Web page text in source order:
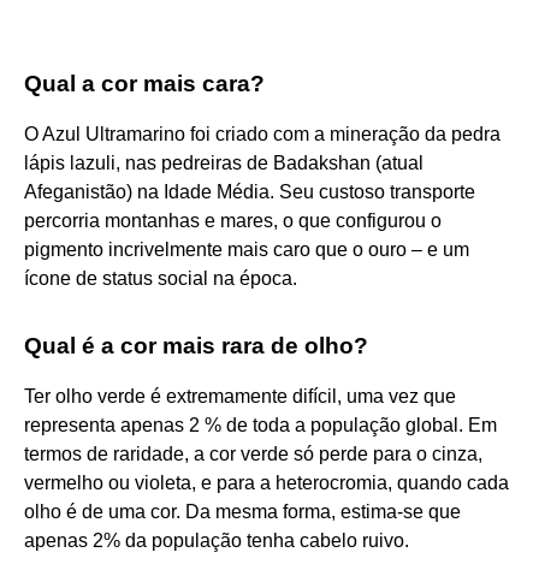
Qual a cor mais cara?
O Azul Ultramarino foi criado com a mineração da pedra
lápis lazuli, nas pedreiras de Badakshan (atual
Afeganistão) na Idade Média. Seu custoso transporte
percorria montanhas e mares, o que configurou o
pigmento incrivelmente mais caro que o ouro – e um
ícone de status social na época.
Qual é a cor mais rara de olho?
Ter olho verde é extremamente difícil, uma vez que
representa apenas 2 % de toda a população global. Em
termos de raridade, a cor verde só perde para o cinza,
vermelho ou violeta, e para a heterocromia, quando cada
olho é de uma cor. Da mesma forma, estima-se que
apenas 2% da população tenha cabelo ruivo.